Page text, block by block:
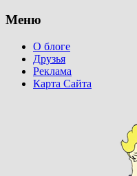
Меню
О блоге
Друзья
Реклама
Карта Сайта